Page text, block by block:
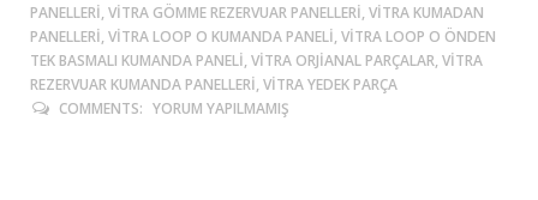
PANELLERI, VITRA GÖMME REZERVUAR PANELLERI, VITRA KUMADAN
PANELLERI, VITRA LOOP O KUMANDA PANELI, VITRA LOOP O ÖNDEN
TEK BASMALI KUMANDA PANELI, VITRA ORJIANAL PARÇALAR, VITRA
REZERVUAR KUMANDA PANELLERI, VITRA YEDEK PARÇA
COMMENTS: YORUM YAPILMAMIŞ